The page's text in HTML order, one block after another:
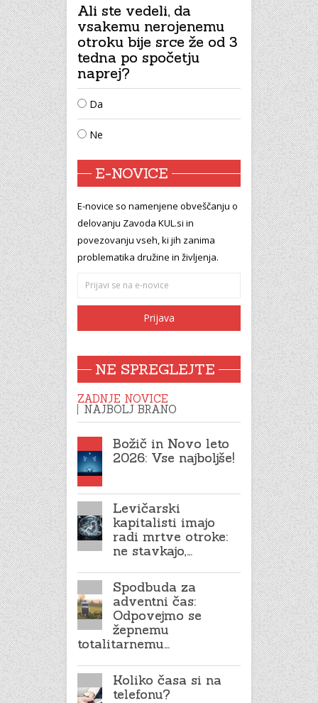
Ali ste vedeli, da
vsakemu nerojenemu
otroku bije srce že od 3
tedna po spočetju
naprej?
Da
Ne
E-NOVICE
E-novice so namenjene obveščanju o
delovanju Zavoda KUL.si in
povezovanju vseh, ki jih zanima
problematika družine in življenja.
NE SPREGLEJTE
ZADNJE NOVICE
NAJBOLJ BRANO
Božič in Novo leto
2026: Vse najboljše!
Levičarski
kapitalisti imajo
radi mrtve otroke:
ne stavkajo,…
Spodbuda za
adventni čas:
Odpovejmo se
žepnemu
totalitarnemu…
Koliko časa si na
telefonu?